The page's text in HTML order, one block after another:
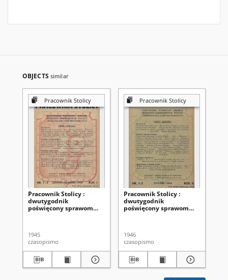
OBJECTS similar
Pracownik Stolicy
Pracownik Stolicy :
dwutygodnik
poświęcony sprawom
pracowniczych R. 1, nr
1/2 (1945)
1945
czasopismo
Pracownik Stolicy
Pracownik Stolicy :
dwutygodnik
poświęcony sprawom
pracowniczych R. 2, nr
1/2 (1946)
1946
czasopismo